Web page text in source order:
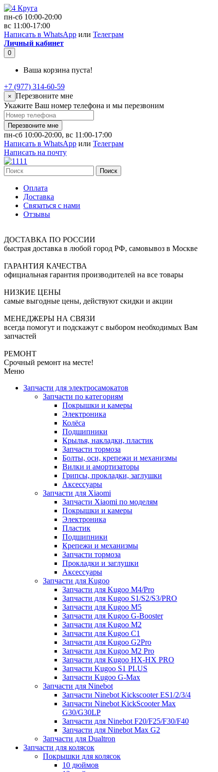
пн-сб 10:00-20:00
вс 11:00-17:00
Написать в WhatsApp или Телеграм
Личный кабинет
0
Ваша корзина пуста!
+7 (977) 314-60-59
× Перезвоните мне
Укажите Ваш номер телефона и мы перезвоним
Перезвоните мне
пн-сб 10:00-20:00, вс 11:00-17:00
Написать в WhatsApp или Телеграм
Написать на почту
Поиск
Оплата
Доставка
Связаться с нами
Отзывы
ДОСТАВКА ПО РОССИИ
быстрая доставка в любой город РФ, самовывоз в Москве
ГАРАНТИЯ КАЧЕСТВА
официальная гарантия производителей на все товары
НИЗКИЕ ЦЕНЫ
самые выгодные цены, действуют скидки и акции
МЕНЕДЖЕРЫ НА СВЯЗИ
всегда помогут и подскажут с выбором необходимых Вам
запчастей
РЕМОНТ
Срочный ремонт на месте!
Меню
Запчасти для электросамокатов
Запчасти по категориям
Покрышки и камеры
Электроника
Колёса
Подшипники
Крылья, накладки, пластик
Запчасти тормоза
Болты, оси, крепежи и механизмы
Вилки и амортизаторы
Грипсы, прокладки, заглушки
Аксессуары
Запчасти для Xiaomi
Запчасти Xiaomi по моделям
Покрышки и камеры
Электроника
Пластик
Подшипники
Крепежи и механизмы
Запчасти тормоза
Прокладки и заглушки
Аксессуары
Запчасти для Kugoo
Запчасти для Kugoo M4/Pro
Запчасти для Kugoo S1/S2/S3/PRO
Запчасти для Kugoo M5
Запчасти для Kugoo G-Booster
Запчасти для Kugoo M2
Запчасти для Kugoo C1
Запчасти для Kugoo G2Pro
Запчасти для Kugoo M2 Pro
Запчасти для Kugoo HX-HX PRO
Запчасти Kugoo S1 PLUS
Запчасти Kugoo G-Max
Запчасти для Ninebot
Запчасти Ninebot Kickscooter ES1/2/3/4
Запчасти Ninebot KickScooter Max
G30/G30LP
Запчасти для Ninebot F20/F25/F30/F40
Запчасти для Ninebot Max G2
Запчасти для Dualtron
Запчасти для колясок
Покрышки для колясок
10 дюймов